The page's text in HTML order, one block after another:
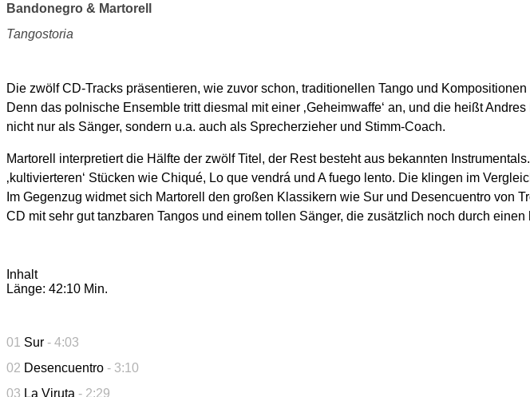
Bandonegro & Martorell
Tangostoria
Die zwölf CD-Tracks präsentieren, wie zuvor schon, traditionellen Tango und
Denn das polnische Ensemble tritt diesmal mit einer ‚Geheimwaffe‘ an, und die heißt
nicht nur als Sänger, sondern u.a. auch als Sprecherzieher und Stimm-Coach.
Martorell interpretiert die Hälfte der zwölf Titel, der Rest besteht aus bekannten
‚kultivierteren‘ Stücken wie Chiqué, Lo que vendrá und A fuego lento. Die klingen im
Im Gegenzug widmet sich Martorell den großen Klassikern wie Sur und Desencuentro
CD mit sehr gut tanzbaren Tangos und einem tollen Sänger, die zusätzlich noch durch
Inhalt
Länge: 42:10 Min.
01 Sur - 4:03
02 Desencuentro - 3:10
03 La Viruta - 2:29